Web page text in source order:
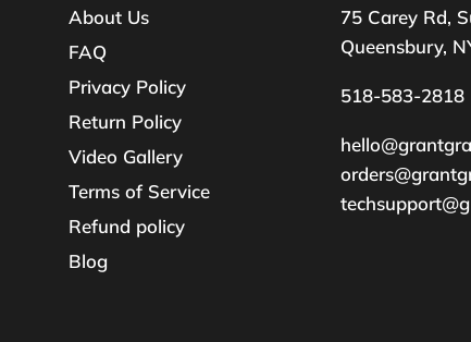
About Us
FAQ
Privacy Policy
Return Policy
Video Gallery
Terms of Service
Refund policy
Blog
75 Carey Rd,
Queensbury,
518-583-2818